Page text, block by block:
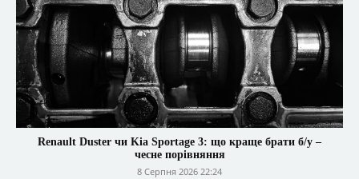
Renault Duster чи Kia Sportage 3: що краще брати б/у –
чесне порівняння
8 Серпня 2026 22:24